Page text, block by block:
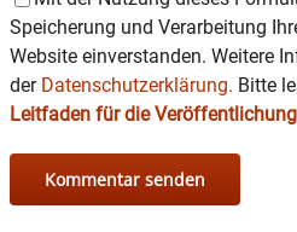
Speicherung und Verarbeitung
Website einverstanden. Weitere
der Datenschutzerklärung. Bitte
Leitfaden für die